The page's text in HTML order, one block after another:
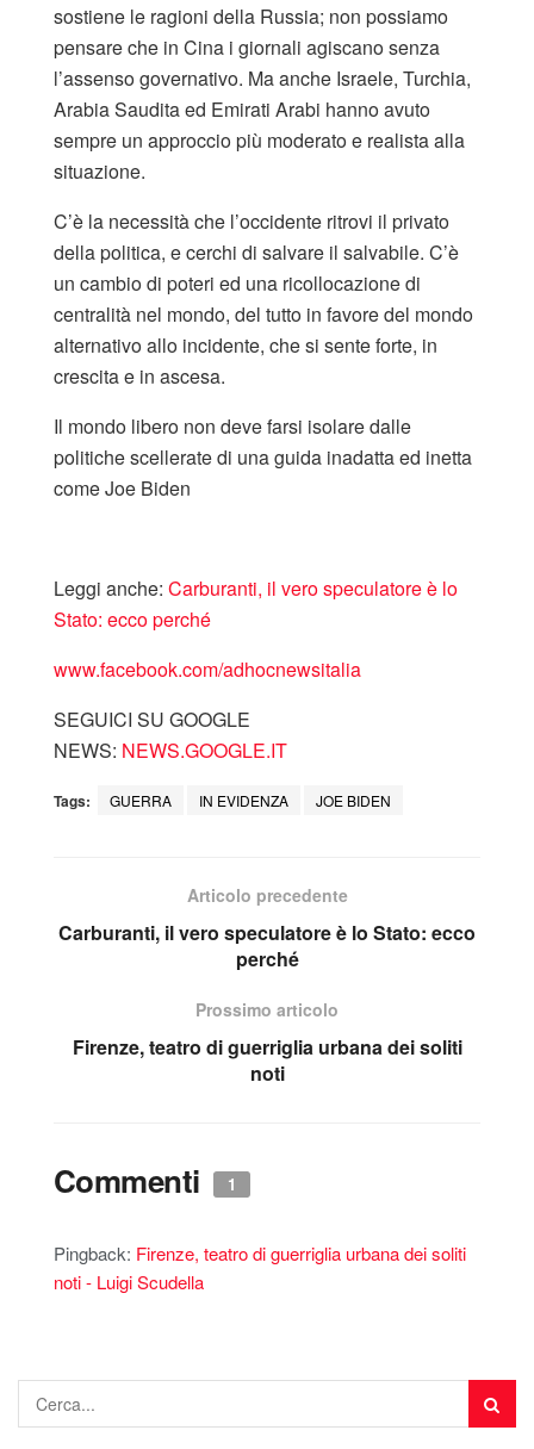
sostiene le ragioni della Russia; non possiamo
pensare che in Cina i giornali agiscano senza
l’assenso governativo. Ma anche Israele, Turchia,
Arabia Saudita ed Emirati Arabi hanno avuto
sempre un approccio più moderato e realista alla
situazione.
C’è la necessità che l’occidente ritrovi il privato
della politica, e cerchi di salvare il salvabile. C’è
un cambio di poteri ed una ricollocazione di
centralità nel mondo, del tutto in favore del mondo
alternativo allo incidente, che si sente forte, in
crescita e in ascesa.
Il mondo libero non deve farsi isolare dalle
politiche scellerate di una guida inadatta ed inetta
come Joe Biden
Leggi anche: Carburanti, il vero speculatore è lo
Stato: ecco perché
www.facebook.com/adhocnewsitalia
SEGUICI SU GOOGLE
NEWS: NEWS.GOOGLE.IT
Tags: GUERRA IN EVIDENZA JOE BIDEN
Articolo precedente
Carburanti, il vero speculatore è lo Stato: ecco
perché
Prossimo articolo
Firenze, teatro di guerriglia urbana dei soliti
noti
Commenti 1
Pingback: Firenze, teatro di guerriglia urbana dei soliti
noti - Luigi Scudella